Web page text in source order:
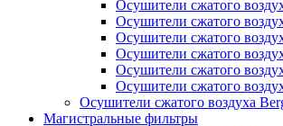
Осушители сжатого
Осушители сжатого
Осушители сжатого
Осушители сжатого
Осушители сжатого
Осушители сжатого
Осушители сжатого воздуха
Магистральные фильтры